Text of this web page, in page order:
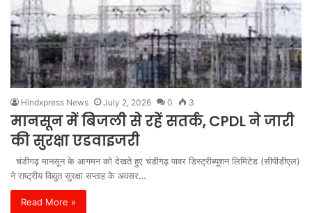
Hindxpress News July 2, 2026 0 3
मानसून में बिजली से रहें सतर्क, CPDL ने जारी
की सुरक्षा एडवाइजरी
चंडीगढ़ मानसून के आगमन को देखते हुए चंडीगढ़ पावर डिस्ट्रीब्यूशन लिमिटेड (सीपीडीएल)
ने राष्ट्रीय विद्युत सुरक्षा सप्ताह के अवसर…
Read More »